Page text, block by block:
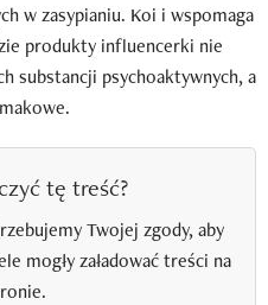
w zasypianiu. Koi i wspomaga
produkty influencerki nie
substancji psychoaktywnych, a
tę treść?
Twojej zgody, aby
mogły załadować treści na